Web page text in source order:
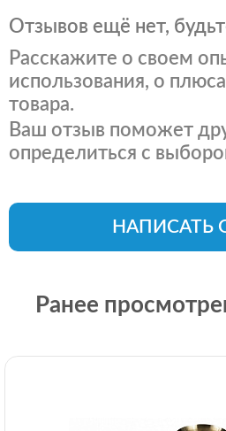
Отзывов ещё нет,
Расскажите о своем
использования, о
товара.
Ваш отзыв поможет
определиться с
НАПИСАТЬ
Ранее